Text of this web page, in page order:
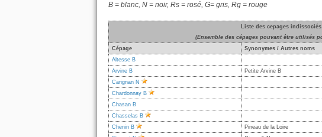
B = blanc, N = noir, Rs = rosé, G= gris, Rg = rouge
Liste des cepages
(Ensemble des cépages pouvant être utilisés
Cépage
Synonymes / Autres noms
Altesse B
Arvine B
Petite Arvine B
Carignan N
Chardonnay B
Chasan B
Chasselas B
Chenin B
Pineau de la Loire